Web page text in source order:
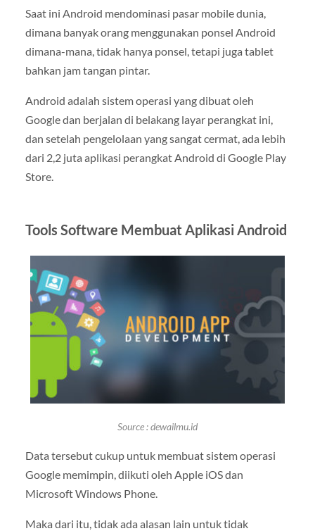
Saat ini Android mendominasi pasar mobile dunia,
dimana banyak orang menggunakan ponsel Android
dimana-mana, tidak hanya ponsel, tetapi juga tablet
bahkan jam tangan pintar.
Android adalah sistem operasi yang dibuat oleh
Google dan berjalan di belakang layar perangkat ini,
dan setelah pengelolaan yang sangat cermat, ada lebih
dari 2,2 juta aplikasi perangkat Android di Google Play
Store.
Tools Software Membuat Aplikasi Android
Source : dewailmu.id
Data tersebut cukup untuk membuat sistem operasi
Google memimpin, diikuti oleh Apple iOS dan
Microsoft Windows Phone.
Maka dari itu, tidak ada alasan lain untuk tidak